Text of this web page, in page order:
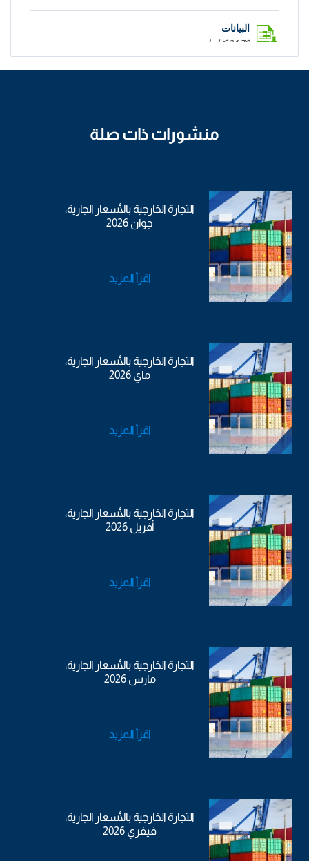
البيانات
34.79 كيلوبايت
منشورات ذات صلة
التجارة الخارجية بالأسعار الجارية،
جوان 2026
اقرأ المزيد
التجارة الخارجية بالأسعار الجارية،
ماي 2026
اقرأ المزيد
التجارة الخارجية بالأسعار الجارية،
أفريل 2026
اقرأ المزيد
التجارة الخارجية بالأسعار الجارية،
مارس 2026
اقرأ المزيد
التجارة الخارجية بالأسعار الجارية،
فيفري 2026